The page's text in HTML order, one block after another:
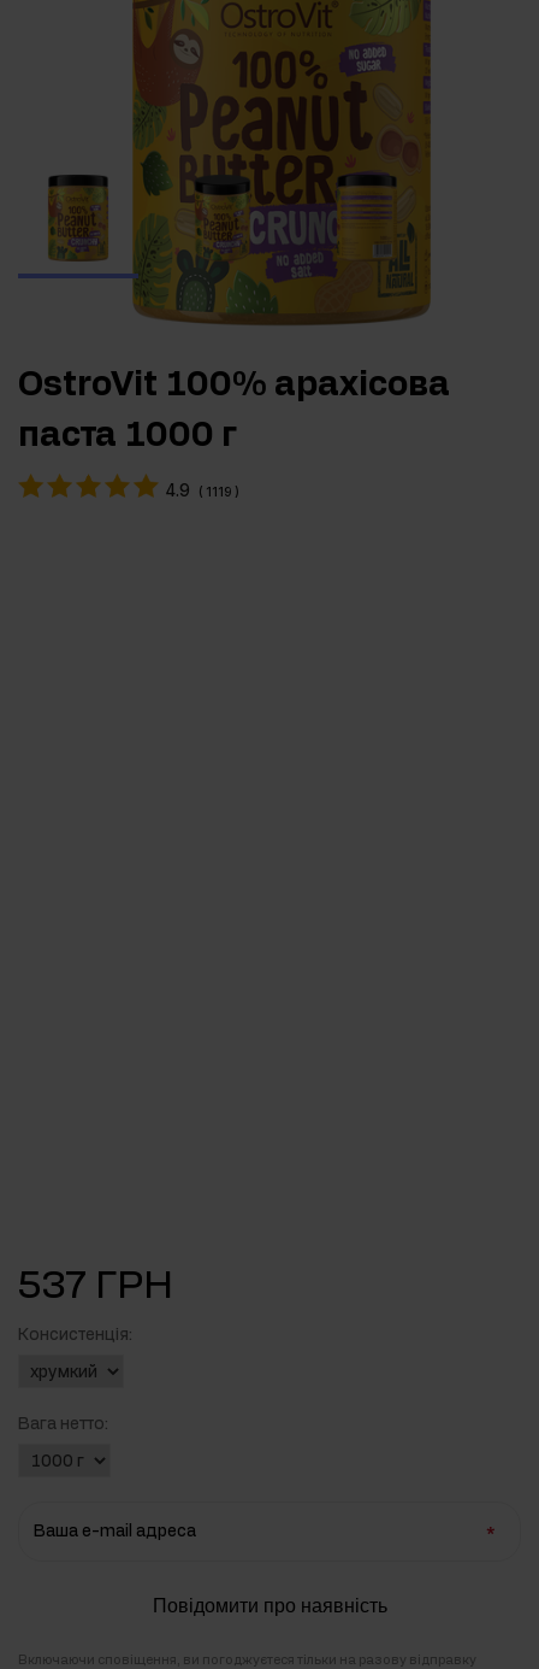
OstroVit 100% арахісова
паста 1000 г
4.9 ( 1119 )
537 ГРН
Консистенція:
Вага нетто:
Ваша e-mail адреса
Повідомити про наявність
Включаючи сповіщення, ви погоджуєтеся тільки на разову відправку